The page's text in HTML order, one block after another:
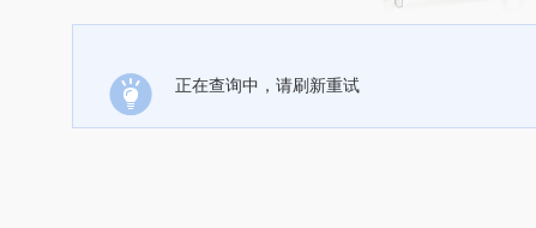
正在查询中，请刷新重试